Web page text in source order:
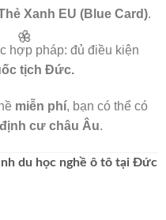
🌸
Xanh EU (Blue Card).
hợp pháp: đủ điều kiện
tịch Đức.
miễn phí, bạn có thể có
cư châu Âu.
du học nghề ô tô tại Đức